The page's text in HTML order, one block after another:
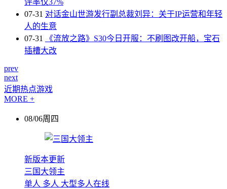
评率仅37%
07-31 对话金山世游发行副总裁刘异：关于IP运营和年轻
人的生意
07-31
《流放之路》S30今日开服：不刷图改开船，宝石
插槽大改
prev
next
近期热点游戏
MORE +
08/06周四
新版本更新
三国大领主
单人 多人 大型多人在线